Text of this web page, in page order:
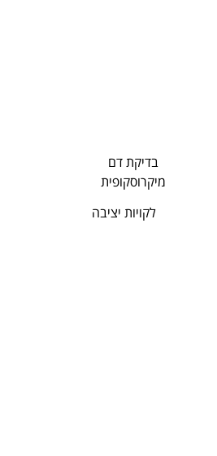
בדיקת דם
מיקרוסקופית
לקויות יציבה